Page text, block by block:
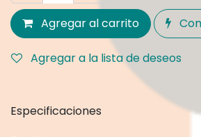
Agregar al carrito
Agregar a la lista de deseos
Especificaciones